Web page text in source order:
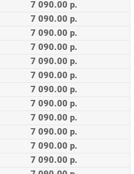
7 090.00 р.
7 090.00 р.
7 090.00 р.
7 090.00 р.
7 090.00 р.
7 090.00 р.
7 090.00 р.
7 090.00 р.
7 090.00 р.
7 090.00 р.
7 090.00 р.
7 090.00 р.
7 090.00 р.